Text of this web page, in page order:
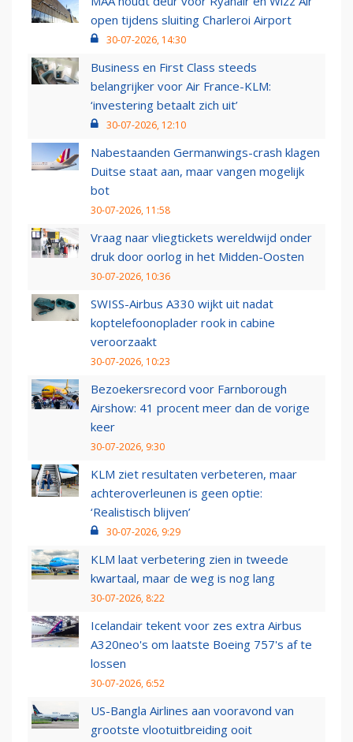
open tijdens sluiting Charleroi Airport
30-07-2026, 14:30
Business en First Class steeds
belangrijker voor Air France-KLM:
‘investering betaalt zich uit’
30-07-2026, 12:10
Nabestaanden Germanwings-crash klagen
Duitse staat aan, maar vangen mogelijk
bot
30-07-2026, 11:58
Vraag naar vliegtickets wereldwijd onder
druk door oorlog in het Midden-Oosten
30-07-2026, 10:36
SWISS-Airbus A330 wijkt uit nadat
koptelefoonoplader rook in cabine
veroorzaakt
30-07-2026, 10:23
Bezoekersrecord voor Farnborough
Airshow: 41 procent meer dan de vorige
keer
30-07-2026, 9:30
KLM ziet resultaten verbeteren, maar
achteroverleunen is geen optie:
‘Realistisch blijven’
30-07-2026, 9:29
KLM laat verbetering zien in tweede
kwartaal, maar de weg is nog lang
30-07-2026, 8:22
Icelandair tekent voor zes extra Airbus
A320neo's om laatste Boeing 757's af te
lossen
30-07-2026, 6:52
US-Bangla Airlines aan vooravond van
grootste vlootuitbreiding ooit